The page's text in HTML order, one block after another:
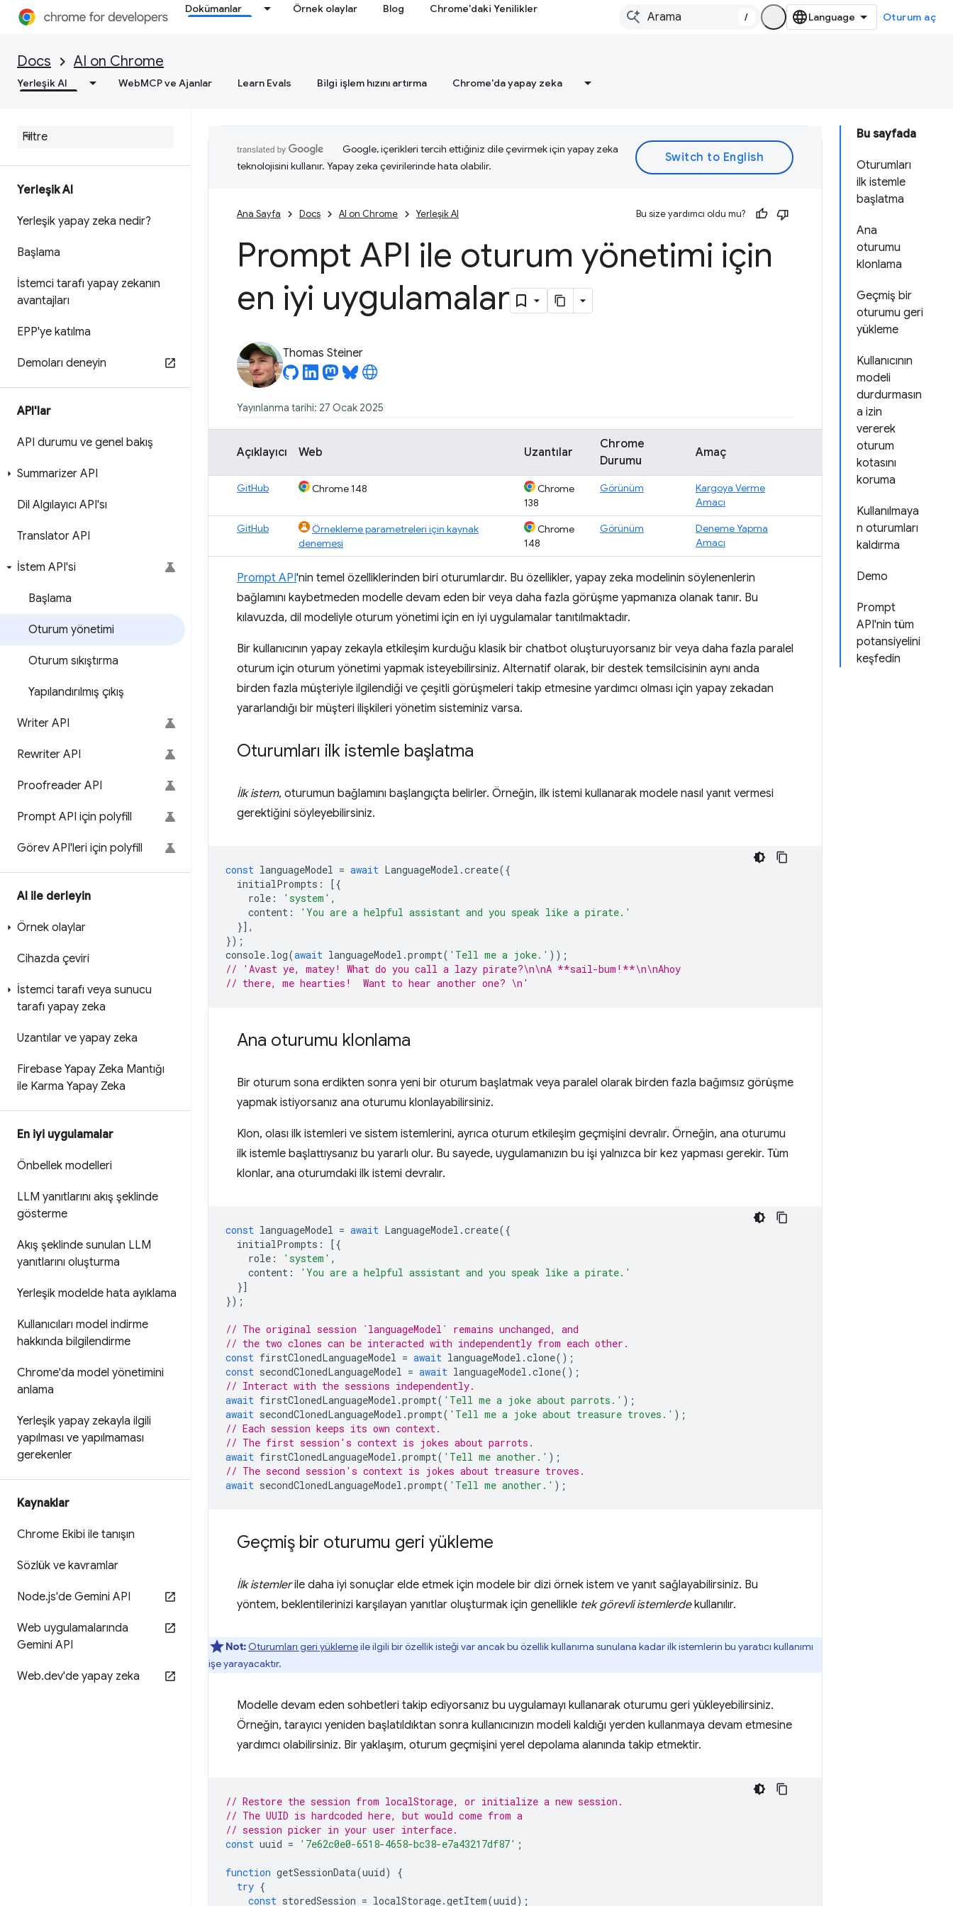
Dokümanlar Örnek olaylar Blog Chrome'daki Yenilikler
/ Oturum aç
Docs AI on Chrome
Yerleşik AI WebMCP ve Ajanlar Learn Evals Bilgi işlem hızını artırma Chrome'da yapay zeka
Yerleşik AI
Yerleşik yapay zeka nedir?
Başlama
İstemci tarafı yapay zekanın
avantajları
EPP'ye katılma
Demoları deneyin
API'lar
API durumu ve genel bakış
Summarizer API
Dil Algılayıcı API'sı
Translator API
İstem API'si
Başlama
Oturum yönetimi
Oturum sıkıştırma
Yapılandırılmış çıkış
Writer API
Rewriter API
Proofreader API
Prompt API için polyfill
Görev API'leri için polyfill
AI ile derleyin
Örnek olaylar
Cihazda çeviri
İstemci tarafı veya sunucu
tarafı yapay zeka
Uzantılar ve yapay zeka
Firebase Yapay Zeka Mantığı
ile Karma Yapay Zeka
En iyi uygulamalar
Önbellek modelleri
LLM yanıtlarını akış şeklinde
gösterme
Akış şeklinde sunulan LLM
yanıtlarını oluşturma
Yerleşik modelde hata ayıklama
Kullanıcıları model indirme
hakkında bilgilendirme
Chrome'da model yönetimini
anlama
Yerleşik yapay zekayla ilgili
yapılması ve yapılmaması
gerekenler
Kaynaklar
Chrome Ekibi ile tanışın
Sözlük ve kavramlar
Node.js'de Gemini API
Web uygulamalarında
Gemini API
Web.dev'de yapay zeka
Bu sayfada
Oturumları
ilk istemle
başlatma
Ana
oturumu
klonlama
Geçmiş bir
oturumu geri
yükleme
Kullanıcının
modeli
durdurmasın
a izin
vererek
oturum
kotasını
koruma
Kullanılmaya
n oturumları
kaldırma
Demo
Prompt
API'nin tüm
potansiyelini
keşfedin
Google, içerikleri tercih ettiğiniz dile çevirmek için yapay zeka
teknolojisini kullanır. Yapay zeka çevirilerinde hata olabilir.
Ana Sayfa Docs AI on Chrome Yerleşik AI Bu size yardımcı oldu mu?
Prompt API ile oturum yönetimi için
en iyi uygulamalar
Thomas Steiner
Yayınlanma tarihi: 27 Ocak 2025
Açıklayıcı Web Uzantılar
Chrome
Durumu
Amaç
GitHub Chrome 148
Chrome
138
Görünüm
Kargoya Verme
Amacı
GitHub
Örnekleme parametreleri için kaynak
denemesi
Chrome
148
Görünüm
Deneme Yapma
Amacı
Prompt API'nin temel özelliklerinden biri oturumlardır. Bu özellikler, yapay zeka modelinin söylenenlerin
bağlamını kaybetmeden modelle devam eden bir veya daha fazla görüşme yapmanıza olanak tanır. Bu
kılavuzda, dil modeliyle oturum yönetimi için en iyi uygulamalar tanıtılmaktadır.
Bir kullanıcının yapay zekayla etkileşim kurduğu klasik bir chatbot oluşturuyorsanız bir veya daha fazla paralel
oturum için oturum yönetimi yapmak isteyebilirsiniz. Alternatif olarak, bir destek temsilcisinin aynı anda
birden fazla müşteriyle ilgilendiği ve çeşitli görüşmeleri takip etmesine yardımcı olması için yapay zekadan
yararlandığı bir müşteri ilişkileri yönetim sisteminiz varsa.
Oturumları ilk istemle başlatma
İlk istem, oturumun bağlamını başlangıçta belirler. Örneğin, ilk istemi kullanarak modele nasıl yanıt vermesi
gerektiğini söyleyebilirsiniz.
const languageModel = await LanguageModel .create({
initialPrompts :
[{
role : 'system' ,
content :
'You are a helpful assistant and you speak like a pirate.'
}],
});
console. log(await languageModel .prompt( 'Tell me a joke.' ));
// 'Avast ye, matey! What do you call a lazy pirate?\n\nA **sail-bum!**\n\nAhoy
// there, me hearties!  Want to hear another one? \n'
Ana oturumu klonlama
Bir oturum sona erdikten sonra yeni bir oturum başlatmak veya paralel olarak birden fazla bağımsız görüşme
yapmak istiyorsanız ana oturumu klonlayabilirsiniz.
Klon, olası ilk istemleri ve sistem istemlerini, ayrıca oturum etkileşim geçmişini devralır. Örneğin, ana oturumu
ilk istemle başlattıysanız bu yararlı olur. Bu sayede, uygulamanızın bu işi yalnızca bir kez yapması gerekir. Tüm
klonlar, ana oturumdaki ilk istemi devralır.
const languageModel = await LanguageModel .create({
initialPrompts :
[{
role : 'system' ,
content :
'You are a helpful assistant and you speak like a pirate.'
}]
});
// The original session `languageModel` remains unchanged, and
// the two clones can be interacted with independently from each other.
const firstClonedLanguageModel = await languageModel .clone();
const secondClonedLanguageModel = await languageModel .clone();
// Interact with the sessions independently.
await firstClonedLanguageModel .prompt( 'Tell me a joke about parrots.' );
await secondClonedLanguageModel .prompt( 'Tell me a joke about treasure troves.' );
// Each session keeps its own context.
// The first session's context is jokes about parrots.
await firstClonedLanguageModel .prompt( 'Tell me another.' );
// The second session's context is jokes about treasure troves.
await secondClonedLanguageModel .prompt( 'Tell me another.' );
Geçmiş bir oturumu geri yükleme
İlk istemlerile daha iyi sonuçlar elde etmek için modele bir dizi örnek istem ve yanıt sağlayabilirsiniz. Bu
yöntem, beklentilerinizi karşılayan yanıtlar oluşturmak için genellikle tek görevli istemlerdekullanılır.
Not: Oturumları geri yüklemeile ilgili bir özellik isteği var ancak bu özellik kullanıma sunulana kadar ilk istemlerin bu yaratıcı kullanımı
işe yarayacaktır.
Modelle devam eden sohbetleri takip ediyorsanız bu uygulamayı kullanarak oturumu geri yükleyebilirsiniz.
Örneğin, tarayıcı yeniden başlatıldıktan sonra kullanıcınızın modeli kaldığı yerden kullanmaya devam etmesine
yardımcı olabilirsiniz. Bir yaklaşım, oturum geçmişini yerel depolama alanında takip etmektir.
// Restore the session from localStorage, or initialize a new session.
// The UUID is hardcoded here, but would come from a
// session picker in your user interface.
const uuid = '7e62c0e0-6518-4658-bc38-e7a43217df87' ;
function getSessionData(uuid)
{
try {
const storedSession = localStorage.getItem(uuid);